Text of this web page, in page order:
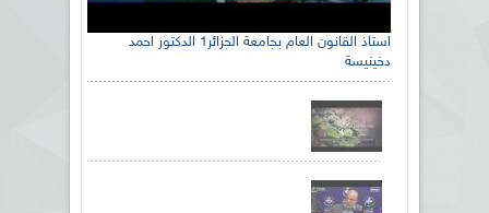
استاذ القانون العام بجامعة الجزائر1 الدكتور احمد
دخينيسة